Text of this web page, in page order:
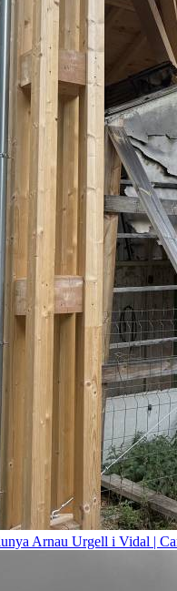
Arnau Urgell i Vidal |